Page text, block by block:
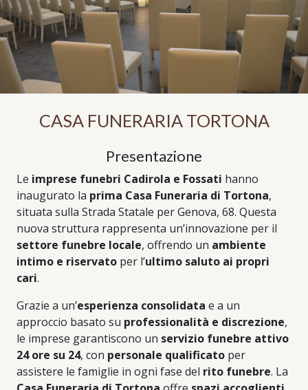
CASA FUNERARIA TORTONA
Presentazione
Le imprese funebri Cadirola e Fossati hanno
inaugurato la prima Casa Funeraria di Tortona,
situata sulla Strada Statale per Genova, 68. Questa
nuova struttura rappresenta un’innovazione per il
settore funebre locale, offrendo un ambiente
intimo e riservato per l’ultimo saluto ai propri
cari.
Grazie a un’esperienza consolidata e a un
approccio basato su professionalità e discrezione,
le imprese garantiscono un servizio funebre attivo
24 ore su 24, con personale qualificato per
assistere le famiglie in ogni fase del rito funebre. La